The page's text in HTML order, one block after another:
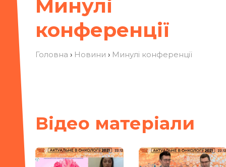
Минулі
конференції
Головна › Новини › Минулі конференції
Вiдео матерiали